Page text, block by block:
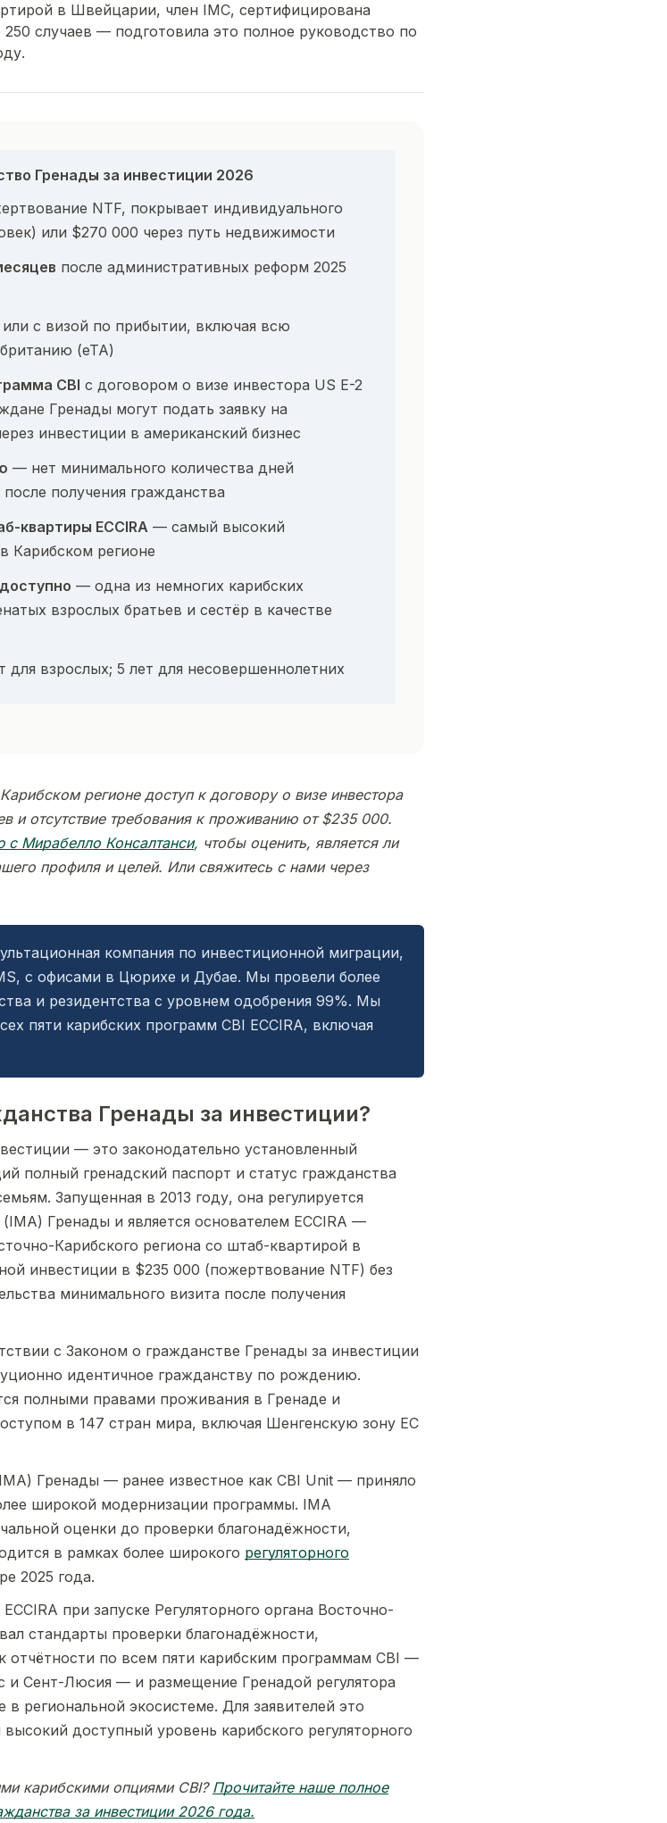
в Швейцарии, член IMC, сертифицирована
случаев — подготовила это полное руководство по
Гренады за инвестиции 2026
NTF, покрывает индивидуального
или $270 000 через путь недвижимости
после административных реформ 2025
или с визой по прибытии, включая всю
(eTA)
CBI с договором о визе инвестора US E-2
Гренады могут подать заявку на
инвестиции в американский бизнес
— нет минимального количества дней
получения гражданства
квартиры ECCIRA — самый высокий
Карибском регионе
— одна из немногих карибских
взрослых братьев и сестёр в качестве
для взрослых; 5 лет для несовершеннолетних
регионе доступ к договору о визе инвестора
и отсутствие требования к проживанию от $235 000.
с Мирабелло Консалтанси, чтобы оценить, является ли
профиля и целей. Или свяжитесь с нами через
компания по инвестиционной миграции,
с офисами в Цюрихе и Дубае. Мы провели более
и резидентства с уровнем одобрения 99%. Мы
пяти карибских программ CBI ECCIRA, включая
Гренады за инвестиции?
— это законодательно установленный
полный гренадский паспорт и статус гражданства
Запущенная в 2013 году, она регулируется
Гренады и является основателем ECCIRA —
Карибского региона со штаб-квартирой в
инвестиции в $235 000 (пожертвование NTF) без
минимального визита после получения
с Законом о гражданстве Гренады за инвестиции
идентичное гражданству по рождению.
полными правами проживания в Гренаде и
в 147 стран мира, включая Шенгенскую зону ЕС
Гренады — ранее известное как CBI Unit — приняло
широкой модернизации программы. IMA
оценки до проверки благонадёжности,
в рамках более широкого регуляторного
2025 года.
при запуске Регуляторного органа Восточно-
стандарты проверки благонадёжности,
отчётности по всем пяти карибским программам CBI —
и Сент-Люсия — и размещение Гренадой регулятора
региональной экосистеме. Для заявителей это
доступный уровень карибского регуляторного
карибскими опциями CBI? Прочитайте наше полное
за инвестиции 2026 года.